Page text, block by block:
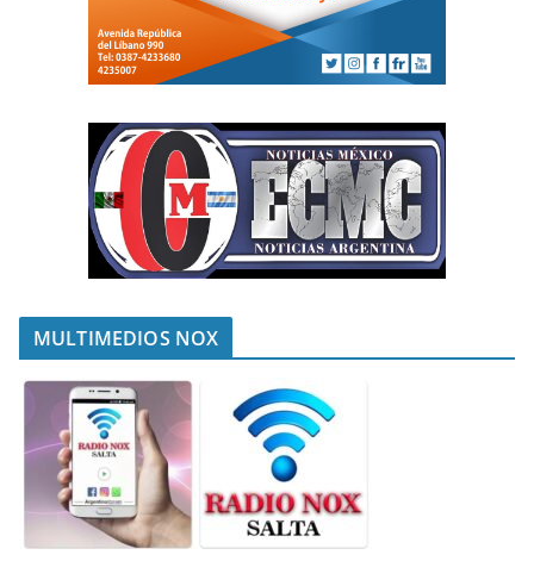
MULTIMEDIOS NOX